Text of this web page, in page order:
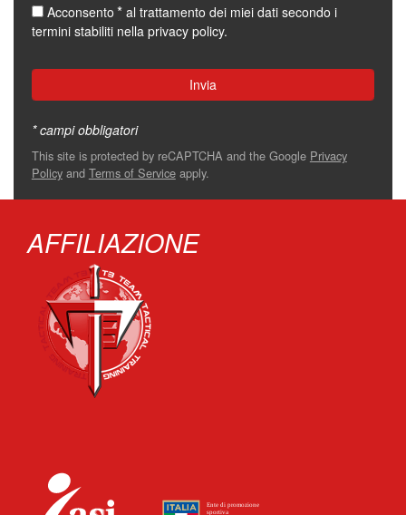
Acconsento * al trattamento dei miei dati secondo i
termini stabiliti nellaprivacy policy.
* campi obbligatori
This site is protected by reCAPTCHA and the Google Privacy
Policyand Terms of Serviceapply.
AFFILIAZIONE